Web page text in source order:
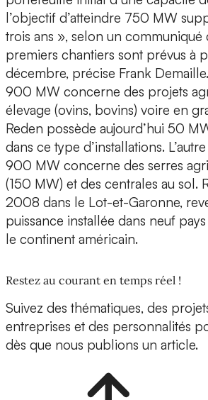
l’objectif d’atteindre 750 MW
trois ans », selon un communiqué
premiers chantiers sont prévus à
décembre, précise Frank
900 MW concerne des projets
élevage (ovins, bovins) voire en
Reden possède aujourd’hui 50
dans ce type d’installations.
900 MW concerne des serres
(150 MW) et des centrales au sol.
2008 dans le Lot-et-Garonne,
puissance installée dans neuf
le continent américain.
Restez au courant en temps réel !
Suivez des thématiques, des
entreprises et des personnalités
dès que nous publions un article.